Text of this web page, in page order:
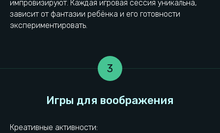
импровизируют. Каждая игровая сессия уникальна,
зависит от фантазии ребёнка и его готовности
экспериментировать.
3
Креативные активности: